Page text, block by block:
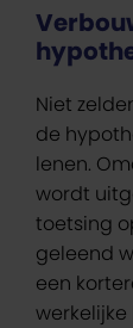
Niet
de
lenen.
wordt
toetsing
geleend
een